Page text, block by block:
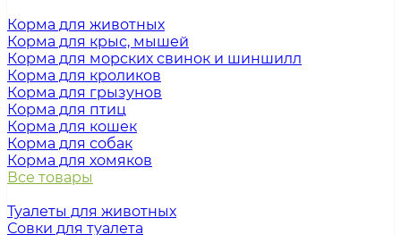
Корма для животных
Корма для крыс, мышей
Корма для морских свинок и шиншилл
Корма для кроликов
Корма для грызунов
Корма для птиц
Корма для кошек
Корма для собак
Корма для хомяков
Все товары
Туалеты для животных
Совки для туалета